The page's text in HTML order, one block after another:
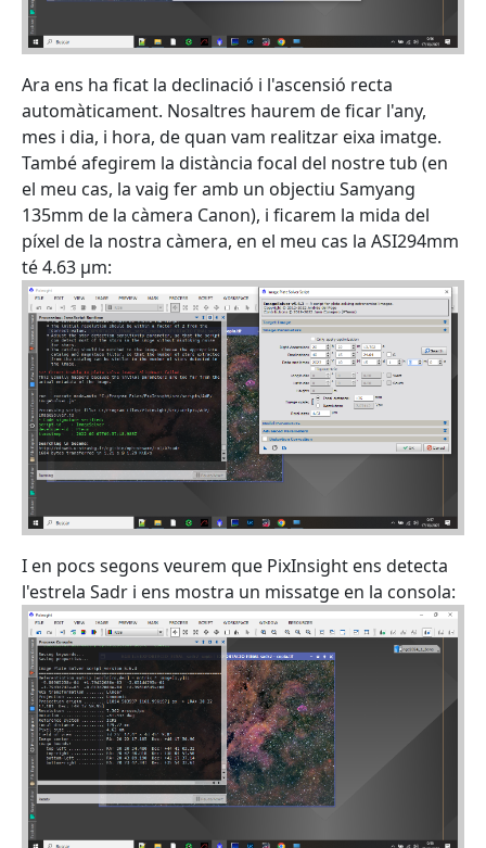
Ara ens ha ficat la declinació i l'ascensió recta
automàticament. Nosaltres haurem de ficar l'any,
mes i dia, i hora, de quan vam realitzar eixa imatge.
També afegirem la distància focal del nostre tub (en
el meu cas, la vaig fer amb un objectiu Samyang
135mm de la càmera Canon), i ficarem la mida del
píxel de la nostra càmera, en el meu cas la ASI294mm
té 4.63 µm:
I en pocs segons veurem que PixInsight ens detecta
l'estrela Sadr i ens mostra un missatge en la consola: